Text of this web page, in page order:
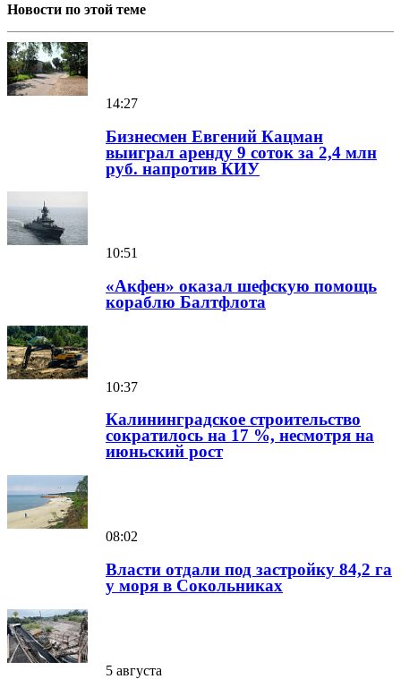
Новости по этой теме
14:27
Бизнесмен Евгений Кацман
выиграл аренду 9 соток за 2,4 млн
руб. напротив КИУ
10:51
«Акфен» оказал шефскую помощь
кораблю Балтфлота
10:37
Калининградское строительство
сократилось на 17 %, несмотря на
июньский рост
08:02
Власти отдали под застройку 84,2 га
у моря в Сокольниках
5 августа